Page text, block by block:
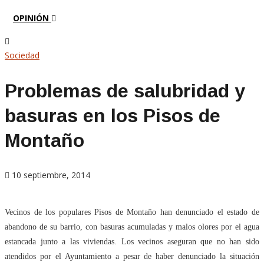
OPINIÓN
Sociedad
Problemas de salubridad y
basuras en los Pisos de
Montaño
10 septiembre, 2014
Vecinos de los populares Pisos de Montaño han denunciado el estado de
abandono de su barrio, con basuras acumuladas y malos olores por el agua
estancada junto a las viviendas. Los vecinos aseguran que no han sido
atendidos por el Ayuntamiento a pesar de haber denunciado la situación